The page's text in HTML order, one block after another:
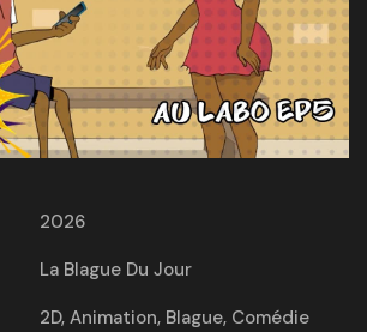
2026
La Blague Du Jour
2D, Animation, Blague, Comédie